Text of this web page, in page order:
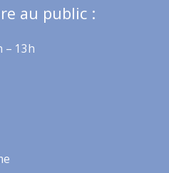
au public :
– 13h